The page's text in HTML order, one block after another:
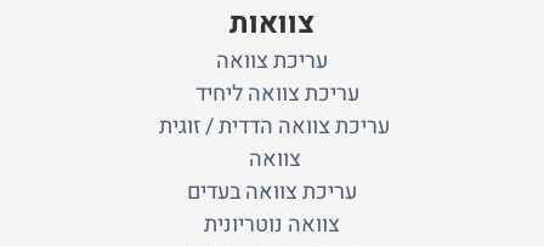
צוואות
עריכת צוואה
עריכת צוואה ליחיד
עריכת צוואה הדדית / זוגית
צוואה
עריכת צוואה בעדים
צוואה נוטריונית